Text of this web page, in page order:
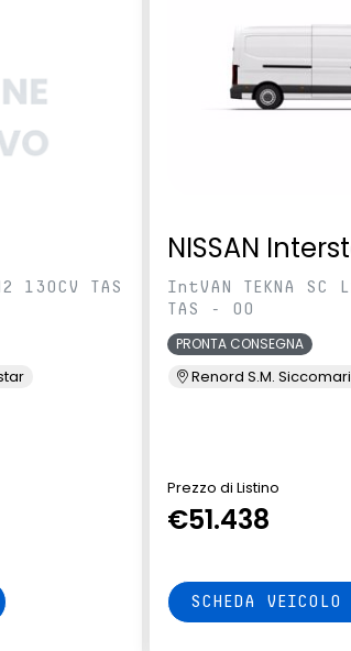
130CV TAS
NISSAN
IntVAN TEKNA SC
TAS - 00
PRONTA CONSEGNA
Renord S.M.
Prezzo di Listino
€51.438
SCHEDA VEICOLO